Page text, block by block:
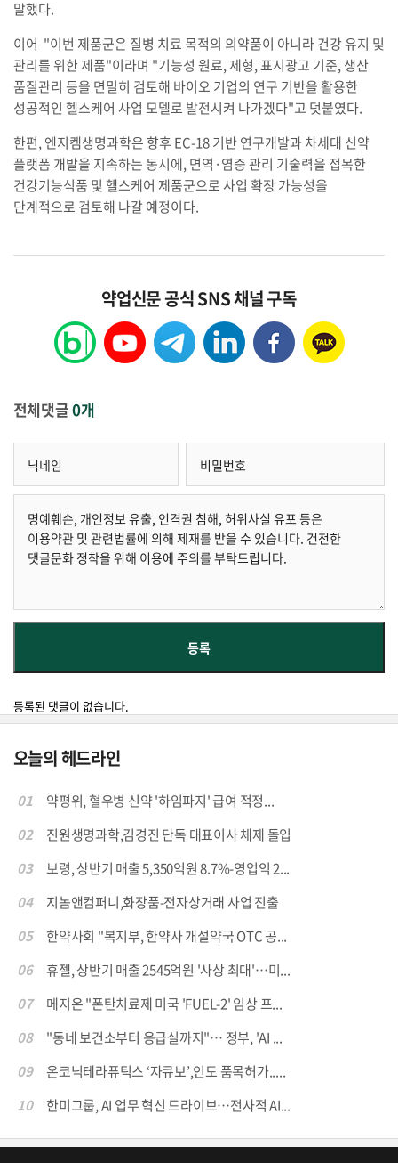
말했다.
이어 "이번 제품군은 질병 치료 목적의 의약품이 아니라 건강 유지 및
관리를 위한 제품"이라며 "기능성 원료, 제형, 표시광고 기준, 생산
품질관리 등을 면밀히 검토해 바이오 기업의 연구 기반을 활용한
성공적인 헬스케어 사업 모델로 발전시켜 나가겠다"고 덧붙였다.
한편, 엔지켐생명과학은 향후 EC-18 기반 연구개발과 차세대 신약
플랫폼 개발을 지속하는 동시에, 면역·염증 관리 기술력을 접목한
건강기능식품 및 헬스케어 제품군으로 사업 확장 가능성을
단계적으로 검토해 나갈 예정이다.
약업신문 공식 SNS 채널 구독
전체댓글0개
등록된 댓글이 없습니다.
오늘의 헤드라인
01
약평위, 혈우병 신약 '하임파지' 급여 적정...
02
진원생명과학,김경진 단독 대표이사 체제 돌입
03
보령, 상반기 매출 5,350억원 8.7%-영업익 2...
04
지놈앤컴퍼니,화장품-전자상거래 사업 진출
05
한약사회 "복지부, 한약사 개설약국 OTC 공...
06
휴젤, 상반기 매출 2545억원 '사상 최대'…미...
07
메지온 "폰탄치료제 미국 'FUEL-2' 임상 프...
08
"동네 보건소부터 응급실까지"… 정부, 'AI ...
09
온코닉테라퓨틱스 ‘자큐보’,인도 품목허가.....
10
한미그룹, AI 업무 혁신 드라이브…전사적 AI...